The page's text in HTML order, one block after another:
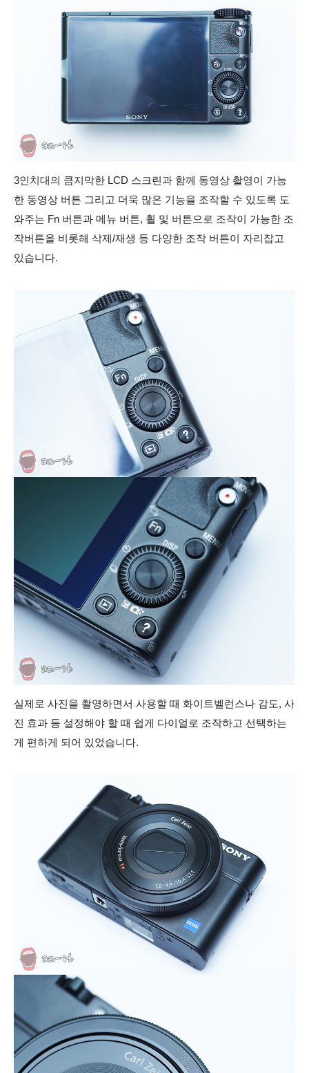
3인치대의 큼지막한 LCD 스크린과 함께 동영상 촬영이 가능
한 동영상 버튼 그리고 더욱 많은 기능을 조작할 수 있도록 도
와주는 Fn 버튼과 메뉴 버튼, 휠 및 버튼으로 조작이 가능한 조
작버튼을 비롯해 삭제/재생 등 다양한 조작 버튼이 자리잡고
있습니다.
실제로 사진을 촬영하면서 사용할 때 화이트벨런스나 감도, 사
진 효과 등 설정해야 할 때 쉽게 다이얼로 조작하고 선택하는
게 편하게 되어 있었습니다.